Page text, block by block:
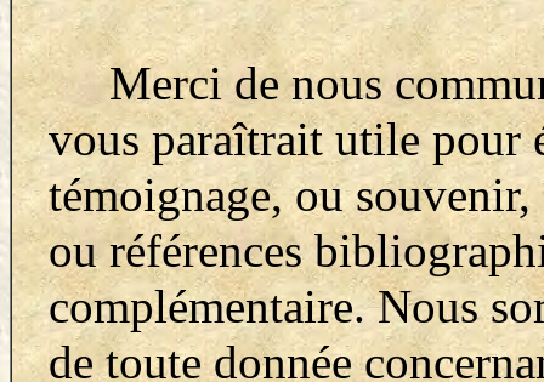
Merci de nous
vous paraîtrait utile pour
témoignage, ou
ou références
complémentaire. Nous
de toute donnée